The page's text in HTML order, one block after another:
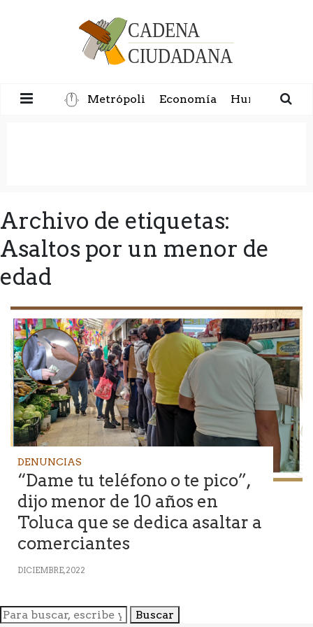
Metrópoli Economía Humanidad
Archivo de etiquetas:
Asaltos por un menor de
edad
DENUNCIAS
“Dame tu teléfono o te pico”,
dijo menor de 10 años en
Toluca que se dedica asaltar a
comerciantes
DICIEMBRE, 2022
Buscar